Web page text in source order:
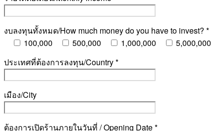
งบลงทุนทั้งหมด/How much money do you have to invest? *
100,000
500,000 1,000,000
5,000,000
ประเทศที่ต้องการลงทุน/Country *
เมือง/City
ต้องการเปิดร้านภายในวันที่ / Opening Date *